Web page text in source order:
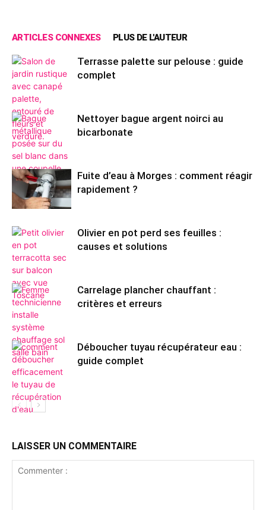
ARTICLES CONNEXES PLUS DE L'AUTEUR
Terrasse palette sur pelouse : guide
complet
Nettoyer bague argent noirci au
bicarbonate
Fuite d’eau à Morges : comment réagir
rapidement ?
Olivier en pot perd ses feuilles :
causes et solutions
Carrelage plancher chauffant :
critères et erreurs
Déboucher tuyau récupérateur eau :
guide complet
LAISSER UN COMMENTAIRE